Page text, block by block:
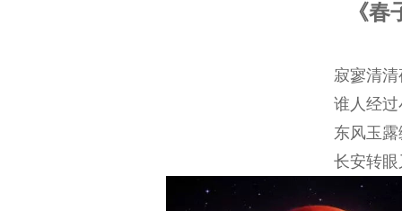
《春
寂寥清
谁人经
东风玉
长安转